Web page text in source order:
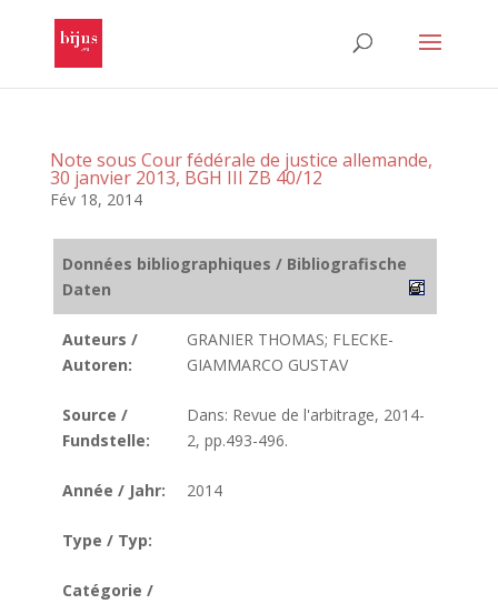
Note sous Cour fédérale de justice allemande,
30 janvier 2013, BGH III ZB 40/12
Fév 18, 2014
Données bibliographiques / Bibliografische
Daten
Auteurs /
Autoren:
GRANIER THOMAS; FLECKE-
GIAMMARCO GUSTAV
Source /
Fundstelle:
Dans: Revue de l'arbitrage, 2014-
2, pp.493-496.
Année / Jahr: 2014
Type / Typ:
Catégorie /